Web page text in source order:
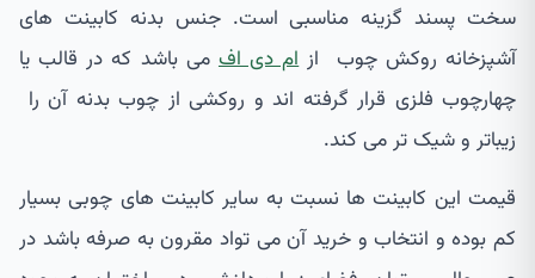
سخت پسند گزینه مناسبی است. جنس بدنه کابینت های
آشپزخانه روکش چوب ازام دی اف می باشد که در قالب یا
چهارچوب فلزی قرار گرفته اند و روکشی از چوب بدنه آن را
زیباتر و شیک تر می کند.
قیمت این کابینت ها نسبت به سایر کابینت های چوبی بسیار
کم بوده و انتخاب و خرید آن می تواد مقرون به صرفه باشد در